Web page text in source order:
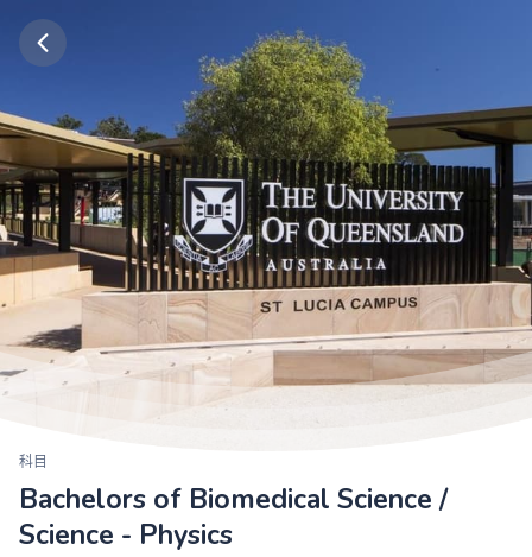
科目
Bachelors of Biomedical Science /
Science - Physics